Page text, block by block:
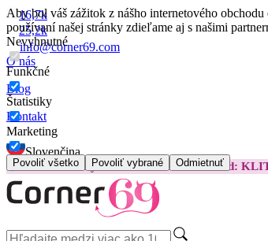
Aby bol váš zážitok z nášho internetového obchodu
používaní našej stránky zdieľame aj s našimi
Nevyhnutné
Funkčné
Štatistiky
Marketing
Povoliť všetko Povoliť vybrané Odmietnuť
16,7k
25,2k
info@corner69.com
O nás
Blog
Kontakt
Slovenčina
😽Svakom Klitty: O 15 € LACNEJŠIEKód: